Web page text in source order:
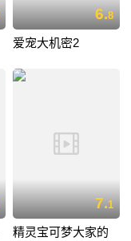
6.8
爱宠大机密2
7.1
精灵宝可梦大家的